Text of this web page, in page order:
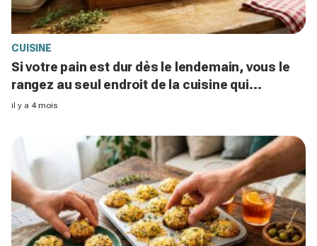
CUISINE
Si votre pain est dur dès le lendemain, vous le
rangez au seul endroit de la cuisine qui
accélère son rassissement
il y a 4 mois